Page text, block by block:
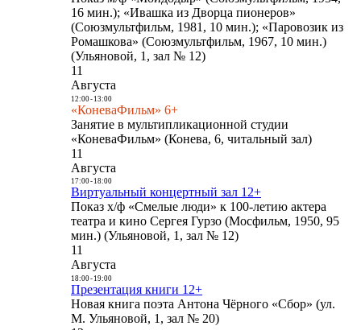
16 мин.); «Ивашка из Дворца пионеров»
(Союзмультфильм, 1981, 10 мин.); «Паровозик из
Ромашкова» (Союзмультфильм, 1967, 10 мин.)
(Ульяновой, 1, зал № 12)
11
Августа
12:00- 13:00
«КоневаФильм» 6+
Занятие в мультипликационной студии
«КоневаФильм» (Конева, 6, читальный зал)
11
Августа
17:00- 18:00
Виртуальный концертный зал 12+
Показ х/ф «Смелые люди» к 100-летию актера
театра и кино Сергея Гурзо (Мосфильм, 1950, 95
мин.) (Ульяновой, 1, зал № 12)
11
Августа
18:00- 19:00
Презентация книги 12+
Новая книга поэта Антона Чёрного «Сбор» (ул.
М. Ульяновой, 1, зал № 20)